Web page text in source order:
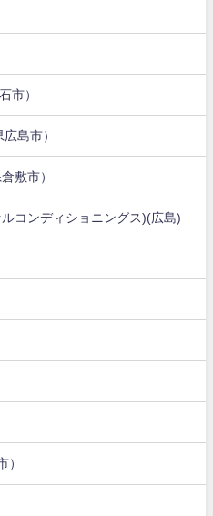
市）
島市）
敷市）
コンディショニングス)(広島)
）